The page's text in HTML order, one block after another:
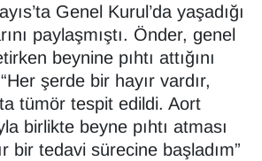
Genel Kurul’da yaşadığı
paylaşmıştı. Önder, genel
beynine pıhtı attığını
şerde bir hayır vardır,
tümör tespit edildi. Aort
birlikte beyne pıhtı atması
bir tedavi sürecine başladım”